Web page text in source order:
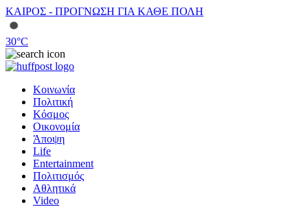
ΚΑΙΡΟΣ - ΠΡΟΓΝΩΣΗ ΓΙΑ ΚΑΘΕ ΠΟΛΗ
30°C
Κοινωνία
Πολιτική
Κόσμος
Οικονομία
Άποψη
Life
Entertainment
Πολιτισμός
Αθλητικά
Video